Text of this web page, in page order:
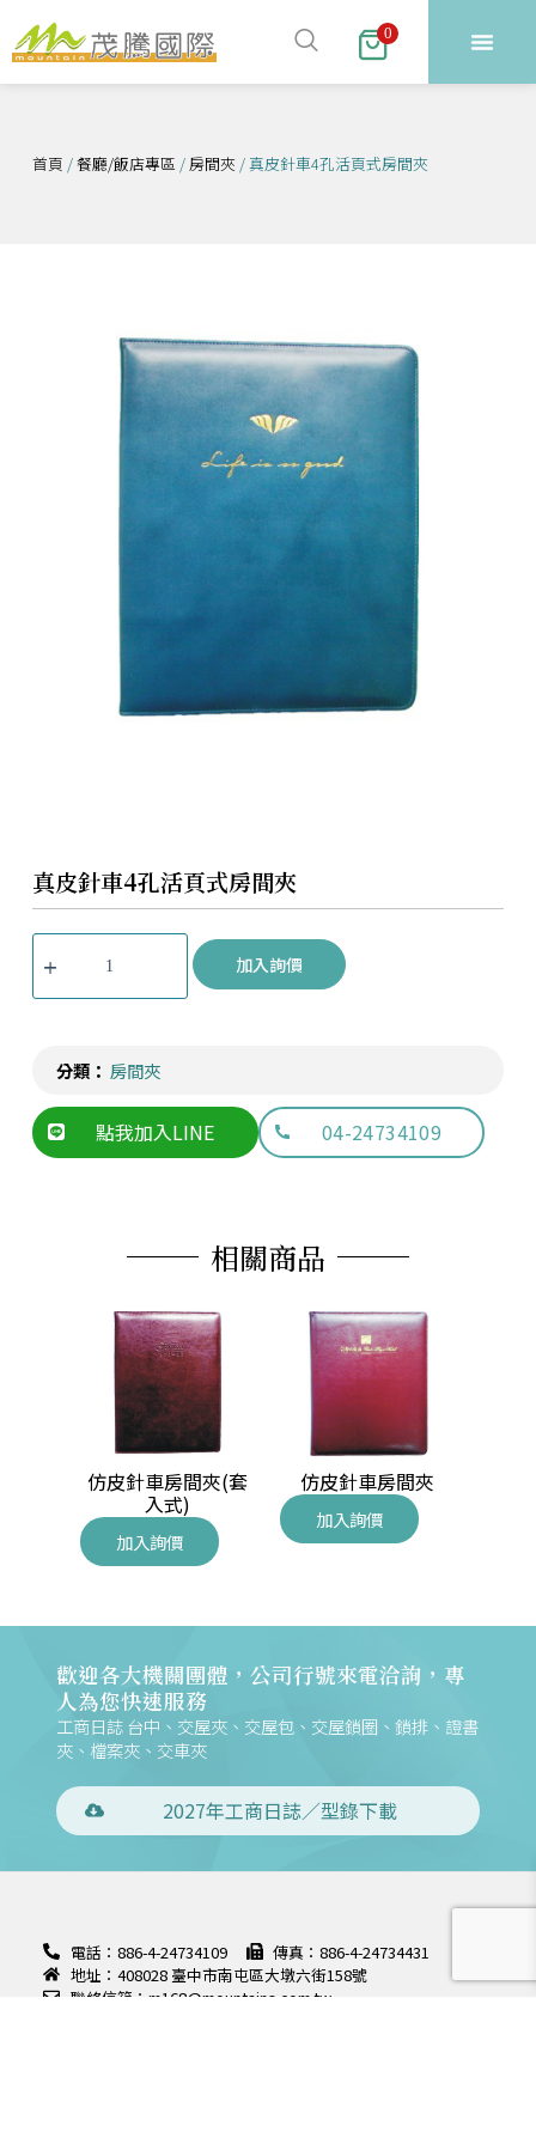
跳
至
主
容
0
首頁 /餐廳/飯店專區 / 房間夾 / 真皮針車4孔活頁式房間夾
真皮針車4孔活頁式房間夾
加入詢價
分類： 房間夾
點我加入LINE 04-24734109
相關商品
仿皮針車房間夾(套
入式)
加入詢價
仿皮針車房間夾
加入詢價
歡迎各大機關團體，公司行號來電洽詢，專
人為您快速服務
工商日誌 台中、交屋夾、交屋包、交屋鎖圈、鎖排、證書
夾、檔案夾、交車夾
2027年工商日誌／型錄下載
電話：886-4-24734109
傳真：886-4-24734431
地址：408028 臺中市南屯區大墩六街158號
聯絡信箱：m168@mountains.com.tw